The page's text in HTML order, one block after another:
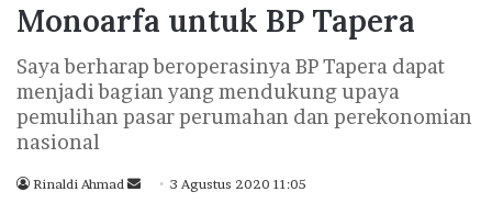
Monoarfa untuk BP Tapera
Saya berharap beroperasinya BP Tapera dapat
menjadi bagian yang mendukung upaya
pemulihan pasar perumahan dan perekonomian
nasional
Rinaldi Ahmad 3 Agustus 2020 11:05